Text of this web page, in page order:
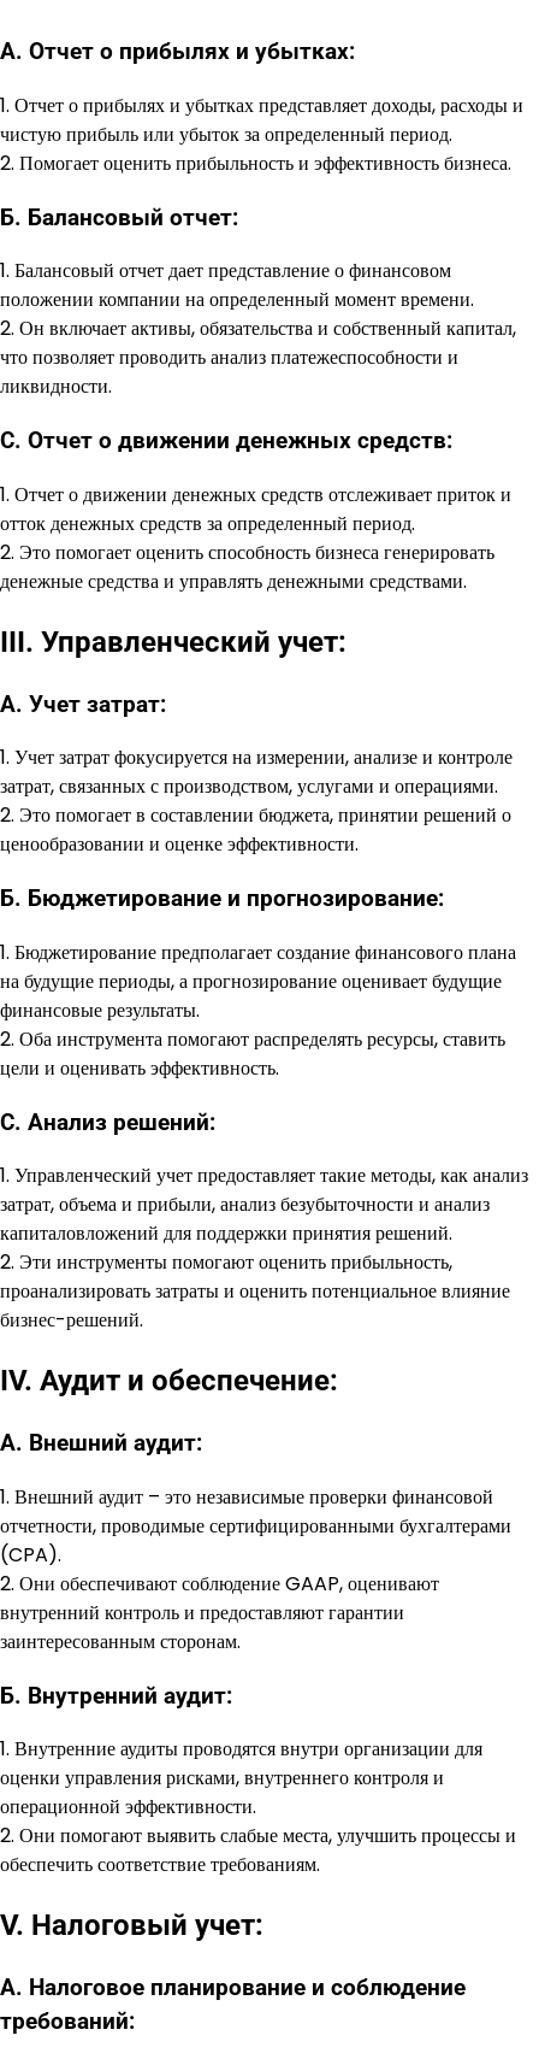
А. Отчет о прибылях и убытках:
1. Отчет о прибылях и убытках представляет доходы, расходы и
чистую прибыль или убыток за определенный период.
2. Помогает оценить прибыльность и эффективность бизнеса.
Б. Балансовый отчет:
1. Балансовый отчет дает представление о финансовом
положении компании на определенный момент времени.
2. Он включает активы, обязательства и собственный капитал,
что позволяет проводить анализ платежеспособности и
ликвидности.
C. Отчет о движении денежных средств:
1. Отчет о движении денежных средств отслеживает приток и
отток денежных средств за определенный период.
2. Это помогает оценить способность бизнеса генерировать
денежные средства и управлять денежными средствами.
III. Управленческий учет:
А. Учет затрат:
1. Учет затрат фокусируется на измерении, анализе и контроле
затрат, связанных с производством, услугами и операциями.
2. Это помогает в составлении бюджета, принятии решений о
ценообразовании и оценке эффективности.
Б. Бюджетирование и прогнозирование:
1. Бюджетирование предполагает создание финансового плана
на будущие периоды, а прогнозирование оценивает будущие
финансовые результаты.
2. Оба инструмента помогают распределять ресурсы, ставить
цели и оценивать эффективность.
C. Анализ решений:
1. Управленческий учет предоставляет такие методы, как анализ
затрат, объема и прибыли, анализ безубыточности и анализ
капиталовложений для поддержки принятия решений.
2. Эти инструменты помогают оценить прибыльность,
проанализировать затраты и оценить потенциальное влияние
бизнес-решений.
IV. Аудит и обеспечение:
А. Внешний аудит:
1. Внешний аудит – это независимые проверки финансовой
отчетности, проводимые сертифицированными бухгалтерами
(CPA).
2. Они обеспечивают соблюдение GAAP, оценивают
внутренний контроль и предоставляют гарантии
заинтересованным сторонам.
Б. Внутренний аудит:
1. Внутренние аудиты проводятся внутри организации для
оценки управления рисками, внутреннего контроля и
операционной эффективности.
2. Они помогают выявить слабые места, улучшить процессы и
обеспечить соответствие требованиям.
V. Налоговый учет:
А. Налоговое планирование и соблюдение
требований: